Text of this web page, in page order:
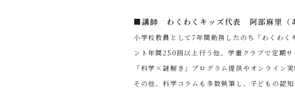
■講師 わくわくキッズ代表 阿部麻里（あ
小学校教員として7年間勤務したのち「わくわ
ント年間250回以上行う他、学童クラブで定期
「科学×謎解き」プログラム提供やオンライン実
その他、科学コラムも多数執筆し、子どもの認